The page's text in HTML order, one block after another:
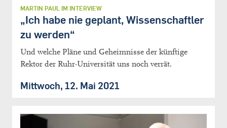
MARTIN PAUL IM INTERVIEW
„Ich habe nie geplant, Wissenschaftler
zu werden“
Und welche Pläne und Geheimnisse der künftige
Rektor der Ruhr-Universität uns noch verrät.
Mittwoch, 12. Mai 2021